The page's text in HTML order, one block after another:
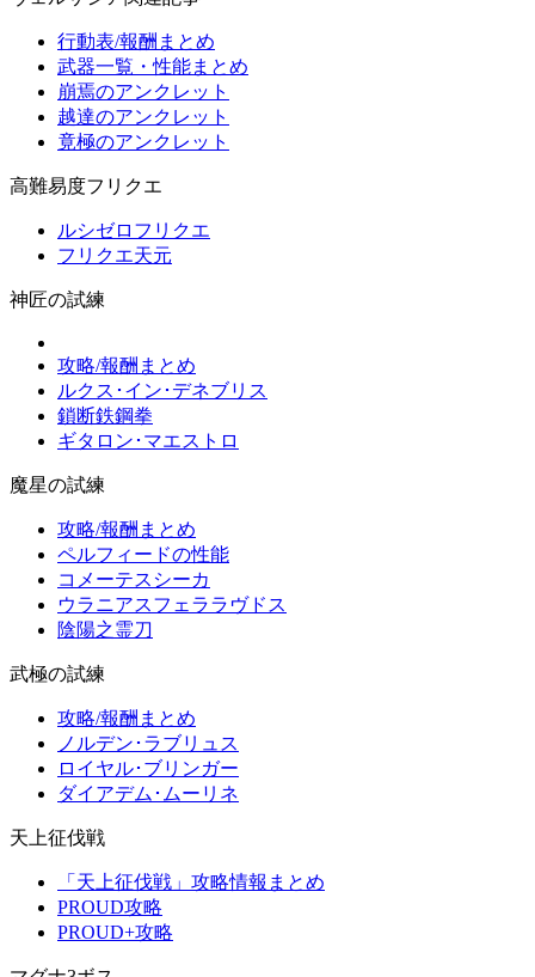
行動表/報酬まとめ
武器一覧・性能まとめ
崩焉のアンクレット
越達のアンクレット
竟極のアンクレット
高難易度フリクエ
ルシゼロフリクエ
フリクエ天元
神匠の試練
攻略/報酬まとめ
ルクス･イン･デネブリス
鎖断鉄鋼拳
ギタロン･マエストロ
魔星の試練
攻略/報酬まとめ
ペルフィードの性能
コメーテスシーカ
ウラニアスフェララヴドス
陰陽之霊刀
武極の試練
攻略/報酬まとめ
ノルデン･ラブリュス
ロイヤル･ブリンガー
ダイアデム･ムーリネ
天上征伐戦
「天上征伐戦」攻略情報まとめ
PROUD攻略
PROUD+攻略